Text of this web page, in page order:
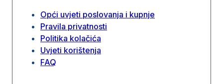
Opći uvjeti poslovanja i kupnje
Pravila privatnosti
Politika kolačića
Uvjeti korištenja
FAQ